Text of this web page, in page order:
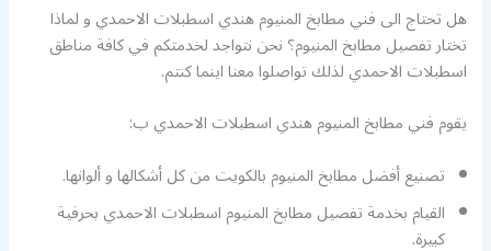
هل تحتاج الى فني مطابخ المنيوم هندي اسطبلات الاحمدي و لماذا
تختار تفصيل مطابخ المنيوم؟ نحن نتواجد لخدمتكم في كافة مناطق
اسطبلات الاحمدي لذلك تواصلوا معنا اينما كنتم.
يقوم فني مطابخ المنيوم هندي اسطبلات الاحمدي ب:
تصنيع أفضل مطابخ المنيوم بالكويت من كل أشكالها و ألوانها.
القيام بخدمة تفصيل مطابخ المنيوم اسطبلات الاحمدي بحرفية
كبيرة.